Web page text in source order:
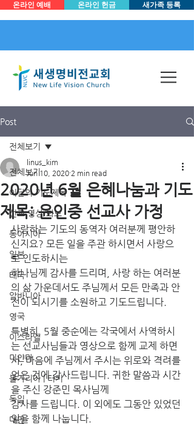
온라인 예배 온라인 헌금 새가족 등록
Post
전체보기
이달의 기도제목
선교 영상/화보
동아시아
일본
태국
알바니아
영국
이스라엘
미얀마
불가리아 | 터키
독일
대만
전체보기
2020년 6월 은혜나눔과 기도
제목: 윤인중 선교사 가정
linus_kim
Jun 10, 2020 2 min read
사랑하는 기도의 동역자 여러분께 평안하
신지요? 모든 일을 주관 하시면서 사랑으
로 인도하시는
하나님께 감사를 드리며, 사랑 하는 여러분
의 삶 가운데서도 주님께서 모든 만족과 안
전이 되시기를 소원하고 기도드립니다.
특별히, 5월 중순에는 각국에서 사역하시
는 선교사님들과 영상으로 함께 교제 하면
서, 마음에 주님께서 주시는 위로와 격려를
얻은 것에 감사드립니다. 귀한 말씀과 시간
을 주신 강준민 목사님께
감사를 드립니다. 이 외에도 그동안 있었던
일을 함께 나눕니다.